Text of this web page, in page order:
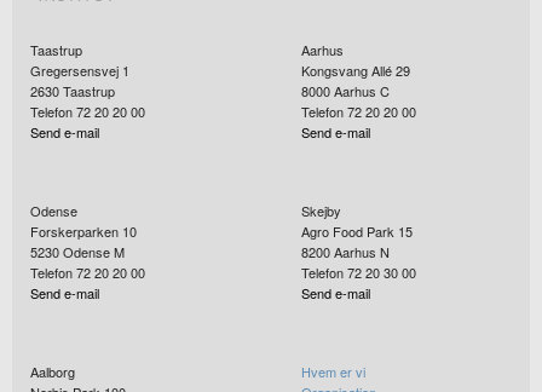
Taastrup
Gregersensvej 1
2630Taastrup
Telefon 72 20 20 00
Send e-mail
Aarhus
Kongsvang Allé 29
8000Aarhus C
Telefon 72 20 20 00
Send e-mail
Odense
Forskerparken 10
5230Odense M
Telefon 72 20 20 00
Send e-mail
Skejby
Agro Food Park 15
8200Aarhus N
Telefon 72 20 30 00
Send e-mail
Aalborg
Hvem er vi